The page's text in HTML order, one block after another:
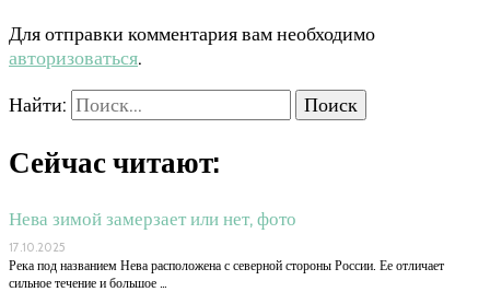
Для отправки комментария вам необходимо
авторизоваться.
Найти:
Сейчас читают:
Нева зимой замерзает или нет, фото
17.10.2025
Река под названием Нева расположена с северной стороны России. Ее отличает
сильное течение и большое …